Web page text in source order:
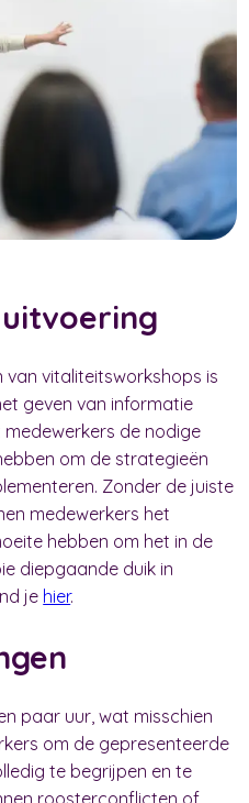
vitaliteitsworkshops is
geven van informatie
de nodige
om de strategieën
Zonder de juiste
medewerkers het
hebben om het in de
diepgaande duik in
je hier.
paar uur, wat misschien
om de gepresenteerde
te begrijpen en te
roosterconflicten of